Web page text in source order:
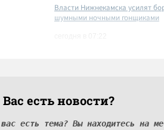
Власти Нижнекамска усилят
шумными ночными гонщиками
есть новости?
есть тема? Вы находитесь на